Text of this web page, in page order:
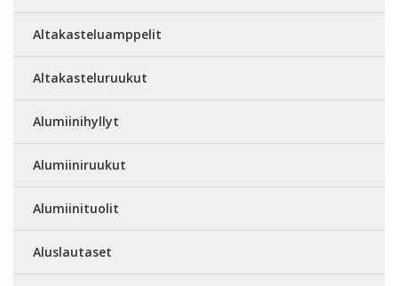
Altakasteluamppelit
Altakasteluruukut
Alumiinihyllyt
Alumiiniruukut
Alumiinituolit
Aluslautaset